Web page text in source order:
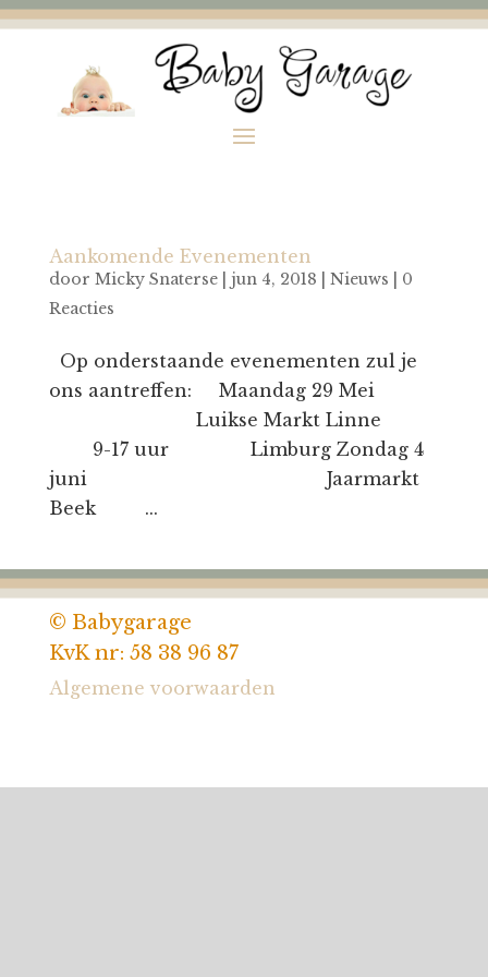
Aankomende Evenementen
door Micky Snaterse| jun 4, 2018 Nieuws
0
Reacties
Op onderstaande evenementen zul je
ons aantreffen: Maandag 29 Mei
Luikse Markt Linne
9-17 uur Limburg Zondag 4
juni Jaarmarkt
Beek ...
© Babygarage
KvK nr: 58 38 96 87
Algemene voorwaarden